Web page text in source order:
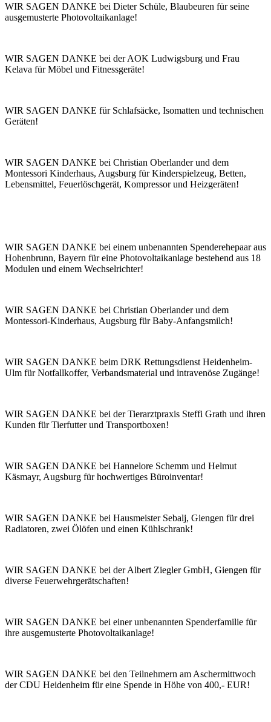
WIR SAGEN DANKE bei Dieter Schüle, Blaubeuren für seine
ausgemusterte Photovoltaikanlage!
WIR SAGEN DANKE bei der AOK Ludwigsburg und Frau
Kelava für Möbel und Fitnessgeräte!
WIR SAGEN DANKE für Schlafsäcke, Isomatten und technischen
Geräten!
WIR SAGEN DANKE bei Christian Oberlander und dem
Montessori Kinderhaus, Augsburg für Kinderspielzeug, Betten,
Lebensmittel, Feuerlöschgerät, Kompressor und Heizgeräten!
WIR SAGEN DANKE bei einem unbenannten Spenderehepaar aus
Hohenbrunn, Bayern für eine Photovoltaikanlage bestehend aus 18
Modulen und einem Wechselrichter!
WIR SAGEN DANKE bei Christian Oberlander und dem
Montessori-Kinderhaus, Augsburg für Baby-Anfangsmilch!
WIR SAGEN DANKE beim DRK Rettungsdienst Heidenheim-
Ulm für Notfallkoffer, Verbandsmaterial und intravenöse Zugänge!
WIR SAGEN DANKE bei der Tierarztpraxis Steffi Grath und ihren
Kunden für Tierfutter und Transportboxen!
WIR SAGEN DANKE bei Hannelore Schemm und Helmut
Käsmayr, Augsburg für hochwertiges Büroinventar!
WIR SAGEN DANKE bei Hausmeister Sebalj, Giengen für drei
Radiatoren, zwei Ölöfen und einen Kühlschrank!
WIR SAGEN DANKE bei der Albert Ziegler GmbH, Giengen für
diverse Feuerwehrgerätschaften!
WIR SAGEN DANKE bei einer unbenannten Spenderfamilie für
ihre ausgemusterte Photovoltaikanlage!
WIR SAGEN DANKE bei den Teilnehmern am Aschermittwoch
der CDU Heidenheim für eine Spende in Höhe von 400,- EUR!